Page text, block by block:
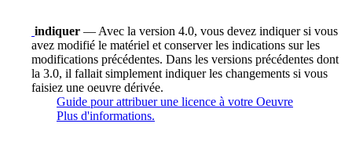
indiquer — Avec la version 4.0, vous devez indiquer si vous
avez modifié le matériel et conserver les indications sur les
modifications précédentes. Dans les versions précédentes dont
la 3.0, il fallait simplement indiquer les changements si vous
faisiez une oeuvre dérivée.
Guide pour attribuer une licence à votre Oeuvre
Plus d'informations.